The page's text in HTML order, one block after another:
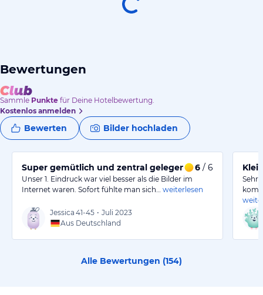
Bewertungen
Sammle Punkte für Deine Hotelbewertung.
Kostenlos anmelden
Bewerten Bilder hochladen
Super gemütlich und zentral gelegen 6 / 6
Unser 1. Eindruck war viel besser als die Bilder im
Internet waren. Sofort fühlte man sich…
weiterlesen
Jessica 41-45 • Juli 2023
Aus Deutschland
Sehr
Alle Bewertungen (154)